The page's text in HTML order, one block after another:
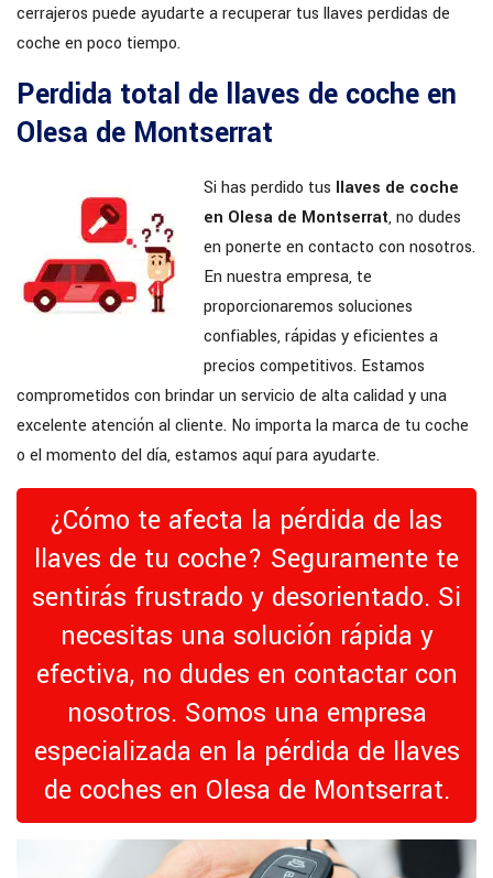
cerrajeros puede ayudarte a recuperar tus llaves perdidas de
coche en poco tiempo.
Perdida total de llaves de coche en
Olesa de Montserrat
Si has perdido tus llaves de coche
en Olesa de Montserrat, no dudes
en ponerte en contacto con nosotros.
En nuestra empresa, te
proporcionaremos soluciones
confiables, rápidas y eficientes a
precios competitivos. Estamos
comprometidos con brindar un servicio de alta calidad y una
excelente atención al cliente. No importa la marca de tu coche
o el momento del día, estamos aquí para ayudarte.
¿Cómo te afecta la pérdida de las
llaves de tu coche? Seguramente te
sentirás frustrado y desorientado. Si
necesitas una solución rápida y
efectiva, no dudes en contactar con
nosotros. Somos una empresa
especializada en la pérdida de llaves
de coches en Olesa de Montserrat.